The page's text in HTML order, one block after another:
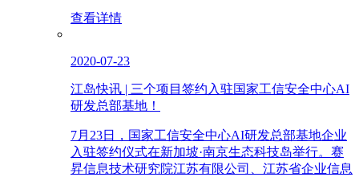
查看详情
2020-07-23
江岛快讯 | 三个项目签约入驻国家工信安全中心AI
研发总部基地！
7月23日，国家工信安全中心AI研发总部基地企业
入驻签约仪式在新加坡·南京生态科技岛举行。赛
昇信息技术研究院江苏有限公司、江苏省企业信息